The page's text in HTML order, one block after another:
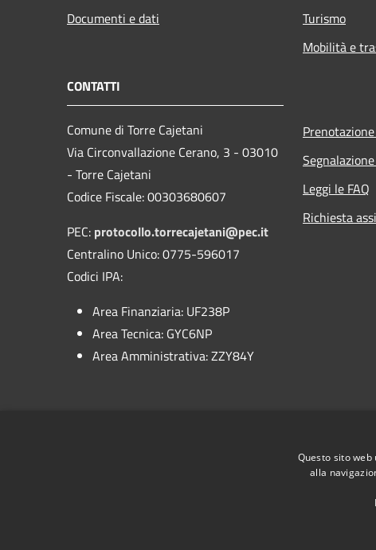
Documenti e dati
Turismo
Mobilità e
CONTATTI
Comune di Torre Cajetani
Via Circonvallazione Cerano, 3 - 03010
- Torre Cajetani
Codice Fiscale: 00303680607
PEC: protocollo.torrecajetani@pec.it
Centralino Unico: 0775-596017
Codici IPA:
Area Finanziaria: UF238P
Area Tecnica: GYC6NP
Area Amministrativa: ZZY84Y
Leggi le FAQ
Richiesta
Questo sito
alla